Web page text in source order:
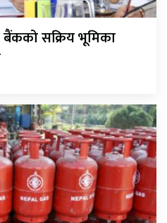
बैंकको सक्रिय भूमिका